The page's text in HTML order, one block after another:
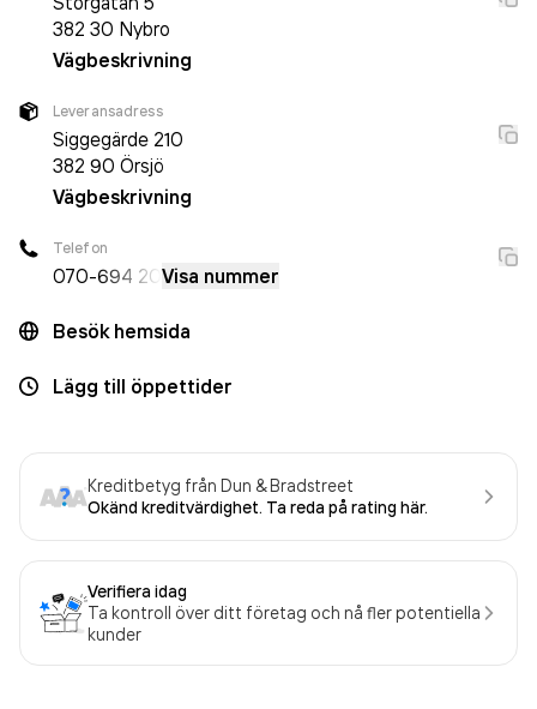
382 30 Nybro
Vägbeskrivning
Leveransadress
Siggegärde 210
382 90 Örsjö
Vägbeskrivning
Telefon
070-694 20 Visa nummer
Besök hemsida
Lägg till öppettider
Kreditbetyg från Dun & Bradstreet
Okänd kreditvärdighet. Ta reda på rating här.
Verifiera idag
Ta kontroll över ditt företag och nå fler potentiella
kunder